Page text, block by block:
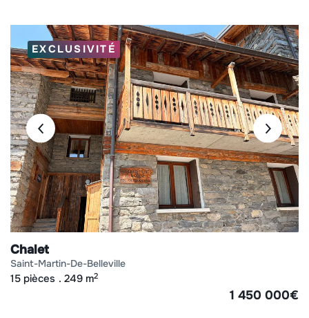
EXCLUSIVITÉ
Chalet
saint-martin-de-belleville
15 pièces 249 m2
1 450 000€